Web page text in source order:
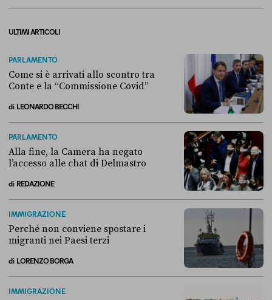
ULTIMI ARTICOLI
PARLAMENTO
Come si è arrivati allo scontro tra
Conte e la “Commissione Covid”
di LEONARDO BECCHI
PARLAMENTO
Alla fine, la Camera ha negato
l’accesso alle chat di Delmastro
di REDAZIONE
IMMIGRAZIONE
Perché non conviene spostare i
migranti nei Paesi terzi
di LORENZO BORGA
IMMIGRAZIONE